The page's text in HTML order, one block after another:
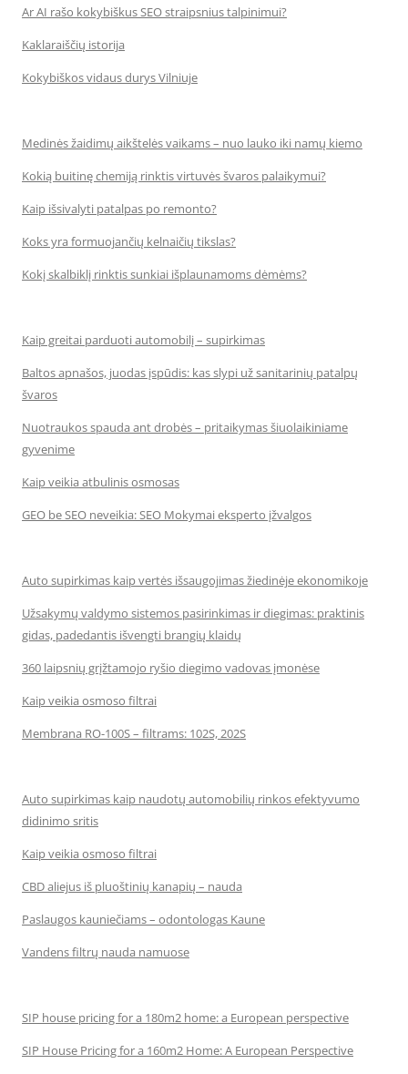
Ar AI rašo kokybiškus SEO straipsnius talpinimui?
Kaklaraiščių istorija
Kokybiškos vidaus durys Vilniuje
Medinės žaidimų aikštelės vaikams – nuo lauko iki namų kiemo
Kokią buitinę chemiją rinktis virtuvės švaros palaikymui?
Kaip išsivalyti patalpas po remonto?
Koks yra formuojančių kelnaičių tikslas?
Kokį skalbiklį rinktis sunkiai išplaunamoms dėmėms?
Kaip greitai parduoti automobilį – supirkimas
Baltos apnašos, juodas įspūdis: kas slypi už sanitarinių patalpų
švaros
Nuotraukos spauda ant drobės – pritaikymas šiuolaikiniame
gyvenime
Kaip veikia atbulinis osmosas
GEO be SEO neveikia: SEO Mokymai eksperto įžvalgos
Auto supirkimas kaip vertės išsaugojimas žiedinėje ekonomikoje
Užsakymų valdymo sistemos pasirinkimas ir diegimas: praktinis
gidas, padedantis išvengti brangių klaidų
360 laipsnių grįžtamojo ryšio diegimo vadovas įmonėse
Kaip veikia osmoso filtrai
Membrana RO-100S – filtrams: 102S, 202S
Auto supirkimas kaip naudotų automobilių rinkos efektyvumo
didinimo sritis
Kaip veikia osmoso filtrai
CBD aliejus iš pluoštinių kanapių – nauda
Paslaugos kauniečiams – odontologas Kaune
Vandens filtrų nauda namuose
SIP house pricing for a 180m2 home: a European perspective
SIP House Pricing for a 160m2 Home: A European Perspective